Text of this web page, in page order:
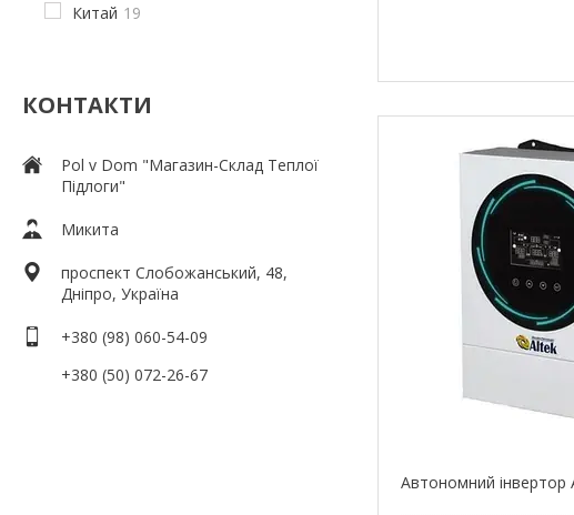
Китай 19
КОНТАКТИ
Pol v Dom "Магазин-Склад Теплої
Підлоги"
Микита
проспект Слобожанський, 48,
Дніпро, Україна
+380 (98) 060-54-09
+380 (50) 072-26-67
Автономний інвертор